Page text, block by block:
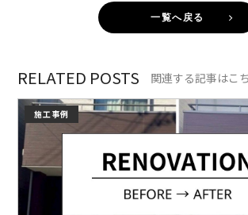
一覧へ戻る
RELATED POSTS 関連する記事はこ
施工事例